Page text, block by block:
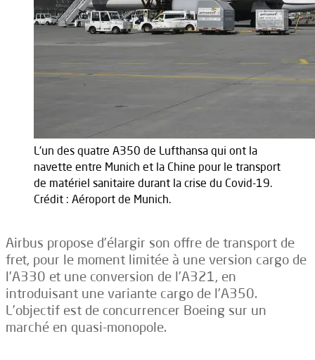
L'un des quatre A350 de Lufthansa qui ont la
navette entre Munich et la Chine pour le transport
de matériel sanitaire durant la crise du Covid-19.
Crédit : Aéroport de Munich.
Airbus propose d’élargir son offre de transport de
fret, pour le moment limitée à une version cargo de
l’A330 et une conversion de l’A321, en
introduisant une variante cargo de l’A350.
L’objectif est de concurrencer Boeing sur un
marché en quasi-monopole.